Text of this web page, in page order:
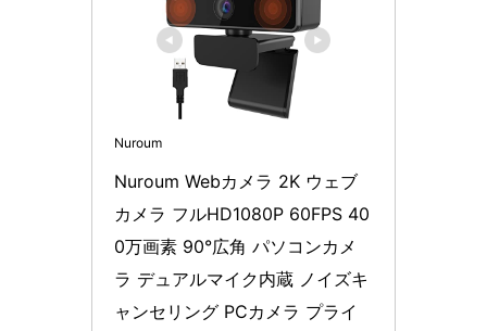
Nuroum
Nuroum Webカメラ 2K ウェブ
カメラ フルHD1080P 60FPS 40
0万画素 90°広角 パソコンカメ
ラ デュアルマイク内蔵 ノイズキ
ャンセリング PCカメラ プライ